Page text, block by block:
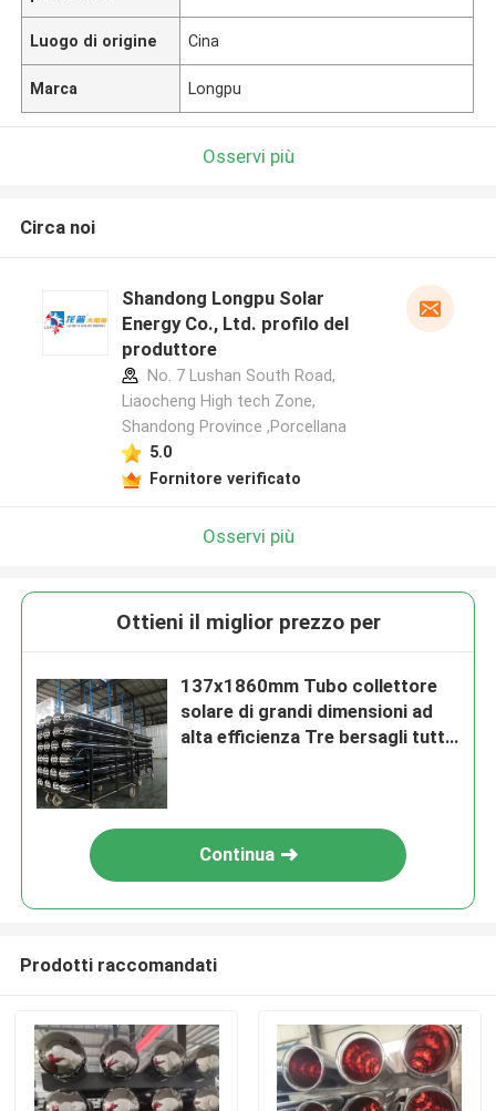
Luogo di origine Cina
Marca Longpu
Osservi più
Circa noi
Shandong Longpu Solar
Energy Co., Ltd. profilo del
produttore
No. 7 Lushan South Road,
Liaocheng High tech Zone,
Shandong Province ,Porcellana
5.0
Fornitore verificato
Osservi più
Ottieni il miglior prezzo per
137x1860mm Tubo collettore
solare di grandi dimensioni ad
alta efficienza Tre bersagli tutto
Continua
Prodotti raccomandati